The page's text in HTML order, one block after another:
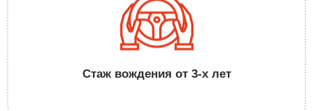
Стаж вождения от 3-х лет